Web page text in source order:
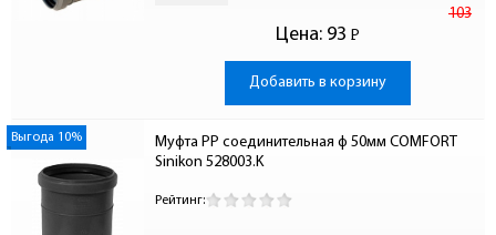
Цена:
103
93 Р
-
Добавить в корзину
Выгода 10%
Муфта PP соединительная ф 50мм COMFORT
Sinikon 528003.K
Рейтинг: